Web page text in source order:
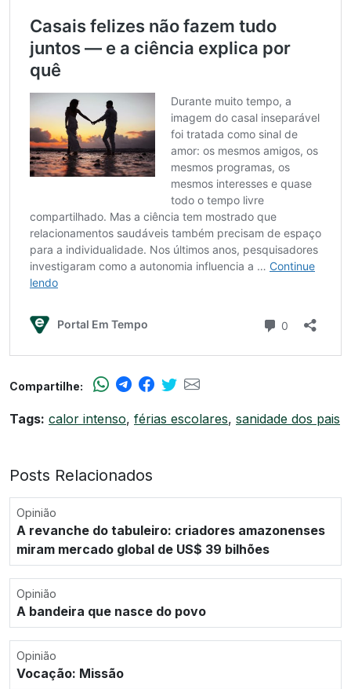
Compartilhe:
Tags: calor intenso, férias escolares, sanidade dos pais
Posts Relacionados
Opinião
A revanche do tabuleiro: criadores amazonenses
miram mercado global de US$ 39 bilhões
Opinião
A bandeira que nasce do povo
Opinião
Vocação: Missão